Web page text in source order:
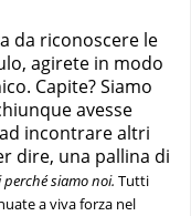
da riconoscere le
agirete in modo
Capite? Siamo
avesse
incontrare altri
dire, una pallina di
siamo noi. Tutti
a viva forza nel